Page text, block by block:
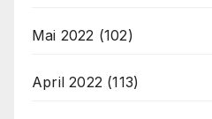
Mai 2022 (102)
April 2022 (113)